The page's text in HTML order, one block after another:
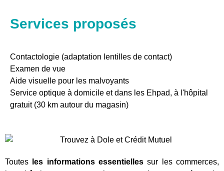
Services proposés
Contactologie (adaptation lentilles de contact)
Examen de vue
Aide visuelle pour les malvoyants
Service optique à domicile et dans les Ehpad, à l'hôpital
gratuit (30 km autour du magasin)
Toutes les informations essentielles sur les commerces,